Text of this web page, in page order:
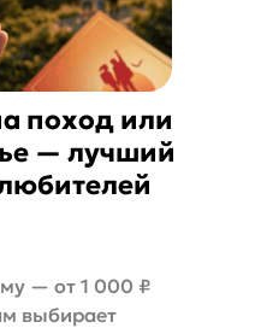
поход или
— лучший
— от 1 000 ₽
выбирает